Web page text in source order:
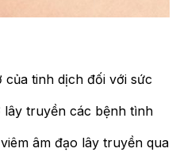
của tinh dịch đối với sức
truyền các bệnh tình
âm đạo lây truyền qua